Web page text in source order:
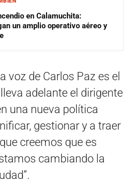
en Calamuchita:
un amplio operativo aéreo y
voz de Carlos Paz es el
adelante el dirigente
una nueva política
gestionar y a traer
creemos que es
cambiando la